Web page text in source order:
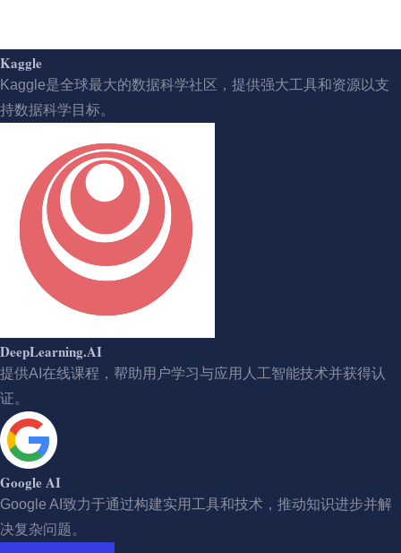
Kaggle
Kaggle是全球最大的数据科学社区，提供强大工具和资源以支
持数据科学目标。
DeepLearning.AI
提供AI在线课程，帮助用户学习与应用人工智能技术并获得认
证。
Google AI
Google AI致力于通过构建实用工具和技术，推动知识进步并解
决复杂问题。